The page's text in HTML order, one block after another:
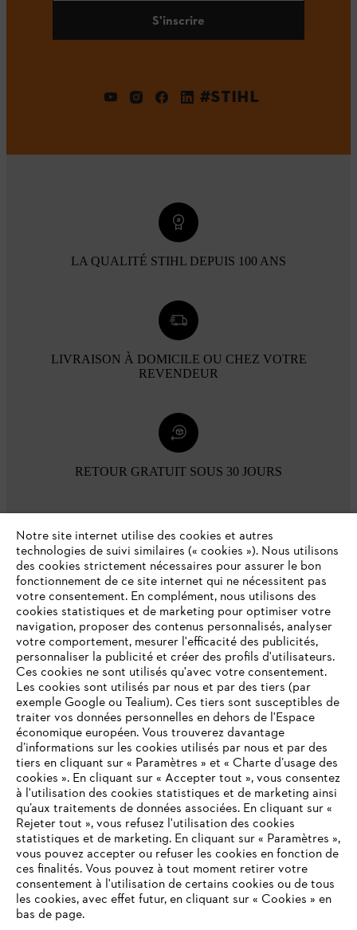
S'inscrire
#STIHL
LA QUALITÉ STIHL DEPUIS 100 ANS
LIVRAISON À DOMICILE OU CHEZ VOTRE
REVENDEUR
RETOUR GRATUIT SOUS 30 JOURS
L'Entreprise
Questions / Réponses
Service
Conditions Générales de Vente
VOTRE NAVIGATEUR INTERNET
N'EST PLUS PRIS EN CHARGE
Vous utilisez un navigateur Internet que nous ne prenons plus
en charge, et certaines fonctionnalités de notre site ne
peuvent fonctionner correctement. Pour une utilisation
Notre site internet utilise des cookies et autres
technologies de suivi similaires (« cookies »). Nous utilisons
des cookies strictement nécessaires pour assurer le bon
fonctionnement de ce site internet qui ne nécessitent pas
votre consentement. En complément, nous utilisons des
cookies statistiques et de marketing pour optimiser votre
navigation, proposer des contenus personnalisés, analyser
votre comportement, mesurer l'efficacité des publicités,
personnaliser la publicité et créer des profils d'utilisateurs.
Ces cookies ne sont utilisés qu'avec votre consentement.
Les cookies sont utilisés par nous et par des tiers (par
exemple Google ou Tealium). Ces tiers sont susceptibles de
traiter vos données personnelles en dehors de l'Espace
économique européen. Vous trouverez davantage
d’informations sur les cookies utilisés par nous et par des
tiers en cliquant sur « Paramètres » et « Charte d’usage des
cookies ». En cliquant sur « Accepter tout », vous consentez
à l'utilisation des cookies statistiques et de marketing ainsi
qu’aux traitements de données associées. En cliquant sur «
Rejeter tout », vous refusez l'utilisation des cookies
statistiques et de marketing. En cliquant sur « Paramètres »,
vous pouvez accepter ou refuser les cookies en fonction de
ces finalités. Vous pouvez à tout moment retirer votre
consentement à l'utilisation de certains cookies ou de tous
les cookies, avec effet futur, en cliquant sur « Cookies » en
bas de page.